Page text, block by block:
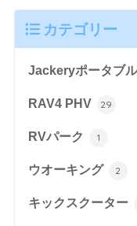
カテゴリー
Jackeryポータブ
RAV4 PHV 29
RVパーク 1
ウオーキング 2
キックスクーター